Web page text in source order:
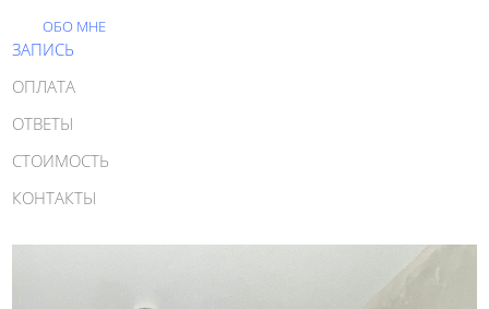
ОБО МНЕ
ЗАПИСЬ
ОПЛАТА
ОТВЕТЫ
СТОИМОСТЬ
КОНТАКТЫ